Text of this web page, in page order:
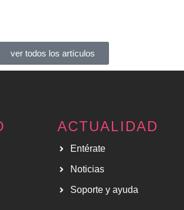
ver todos los artículos
ACTUALIDAD
Entérate
Noticias
Soporte y ayuda